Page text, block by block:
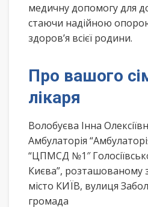
медичну допомогу для
стаючи надійною
здоров’я всієї родини.
Про вашого
лікаря
Волобуєва Інна
Амбулаторія
“ЦПМСД №1″
Києва”, розташованому
місто КИЇВ, вулиця
громада